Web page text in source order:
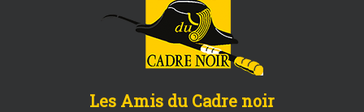
Les Amis du Cadre noir